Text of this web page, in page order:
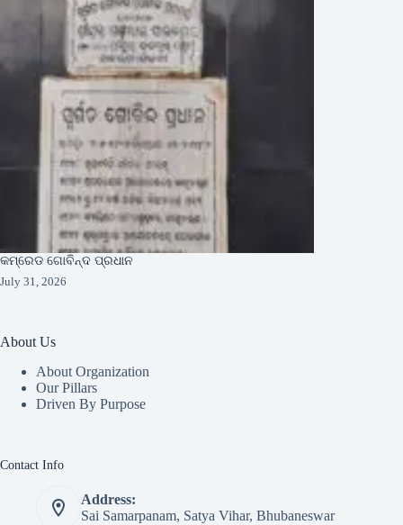
କମ୍ରେଡ ଗୋବିନ୍ଦ ପ୍ରଧାନ
July 31, 2026
About Us
About Organization
Our Pillars
Driven By Purpose​
Contact Info
Address:
Sai Samarpanam, Satya Vihar, Bhubaneswar